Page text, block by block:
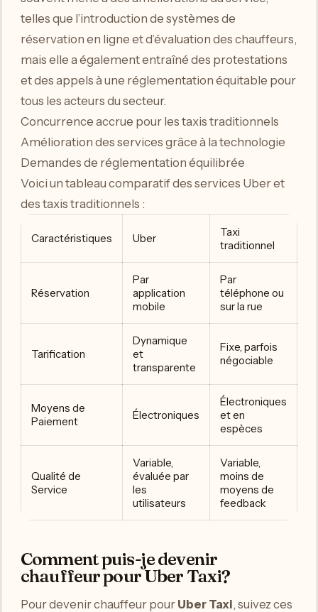
telles que l’introduction de systèmes de
réservation en ligne et d’évaluation des chauffeurs,
mais elle a également entraîné des protestations
et des appels à une réglementation équitable pour
tous les acteurs du secteur.
Concurrence accrue pour les taxis traditionnels
Amélioration des services grâce à la technologie
Demandes de réglementation équilibrée
Voici un tableau comparatif des services Uber et
des taxis traditionnels :
Caractéristiques Uber
Taxi
traditionnel
Réservation
Par
application
mobile
Par
téléphone ou
sur la rue
Tarification
Dynamique
et
transparente
Fixe, parfois
négociable
Moyens de
Paiement
Électroniques
Électroniques
et en
espèces
Qualité de
Service
Variable,
évaluée par
les
utilisateurs
Variable,
moins de
moyens de
feedback
Comment puis-je devenir
chauffeur pour Uber Taxi?
Pour devenir chauffeur pour Uber Taxi, suivez ces